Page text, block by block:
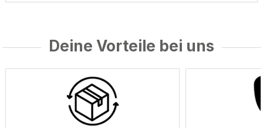
Deine Vorteile bei uns